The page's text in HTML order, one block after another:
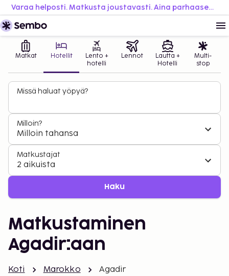
Varaa helposti. Matkusta joustavasti. Aina parhaaseen hintaan.
Matkat Hotellit
Lento +
hotelli
Lennot
Lautta +
Hotelli
Multi-
stop
Missä haluat yöpyä?
Milloin?
Milloin tahansa
Matkustajat
2 aikuista
Haku
Matkustaminen
Agadir:aan
Koti Marokko Agadir